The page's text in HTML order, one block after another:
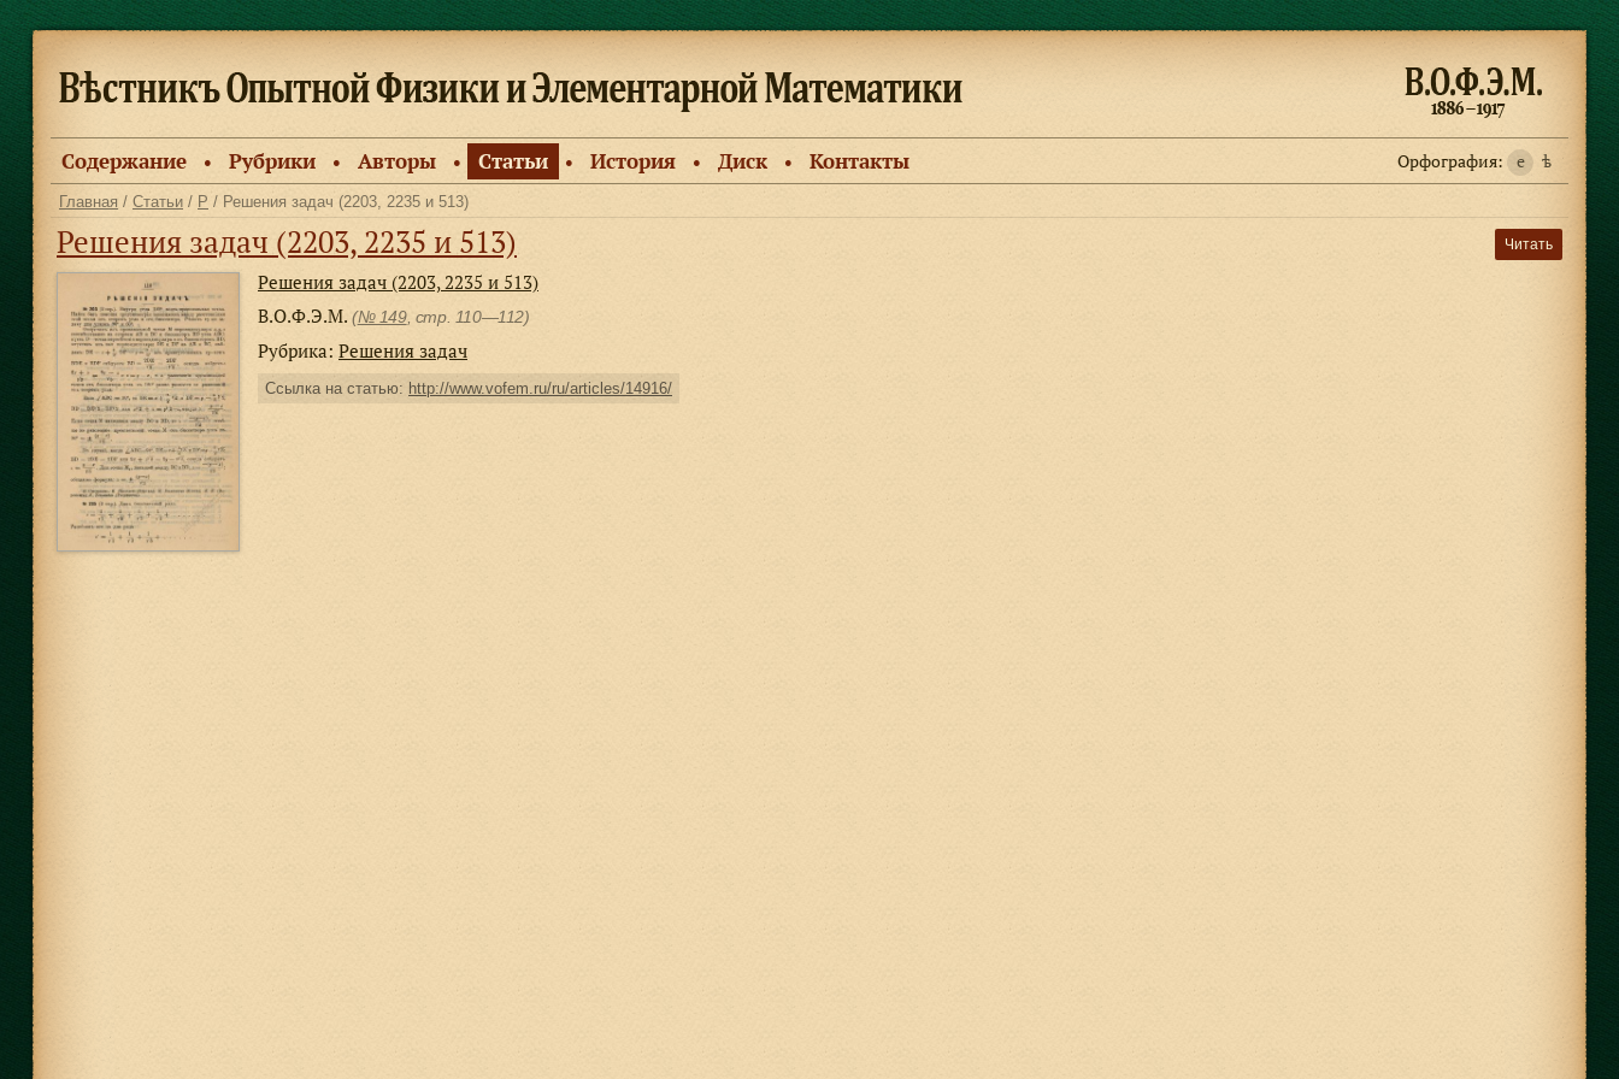
Содержание ● Рубрики ● Авторы ● Статьи ● История ● Диск ● Контакты Орфография: e ѣ
Главная / Статьи / Р / Решения задач (2203, 2235 и 513)
Читать
Решения задач (2203, 2235 и 513)
Решения задач (2203, 2235 и 513)
В.О.Ф.Э.М. (№ 149, стр. 110—112)
Рубрика: Решения задач
Ссылка на статью: http://www.vofem.ru/ru/articles/14916/